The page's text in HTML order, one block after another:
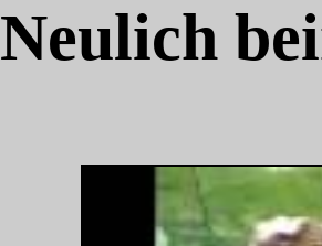
Neulich